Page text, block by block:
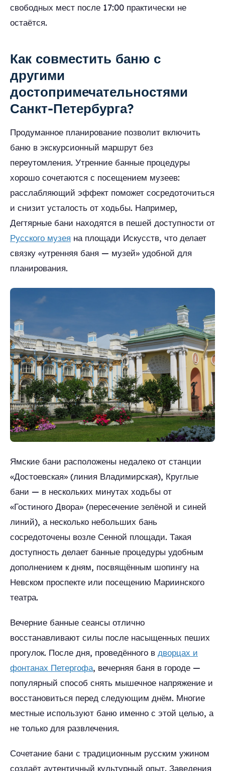
свободных мест после 17:00 практически не
остаётся.
Как совместить баню с
другими
достопримечательностями
Санкт-Петербурга?
Продуманное планирование позволит включить
баню в экскурсионный маршрут без
переутомления. Утренние банные процедуры
хорошо сочетаются с посещением музеев:
расслабляющий эффект поможет сосредоточиться
и снизит усталость от ходьбы. Например,
Дегтярные бани находятся в пешей доступности от
Русского музея на площади Искусств, что делает
связку «утренняя баня — музей» удобной для
планирования.
Ямские бани расположены недалеко от станции
«Достоевская» (линия Владимирская), Круглые
бани — в нескольких минутах ходьбы от
«Гостиного Двора» (пересечение зелёной и синей
линий), а несколько небольших бань
сосредоточены возле Сенной площади. Такая
доступность делает банные процедуры удобным
дополнением к дням, посвящённым шопингу на
Невском проспекте или посещению Мариинского
театра.
Вечерние банные сеансы отлично
восстанавливают силы после насыщенных пеших
прогулок. После дня, проведённого в дворцах и
фонтанах Петергофа, вечерняя баня в городе —
популярный способ снять мышечное напряжение и
восстановиться перед следующим днём. Многие
местные используют баню именно с этой целью, а
не только для развлечения.
Сочетание бани с традиционным русским ужином
создаёт аутентичный культурный опыт. Заведения